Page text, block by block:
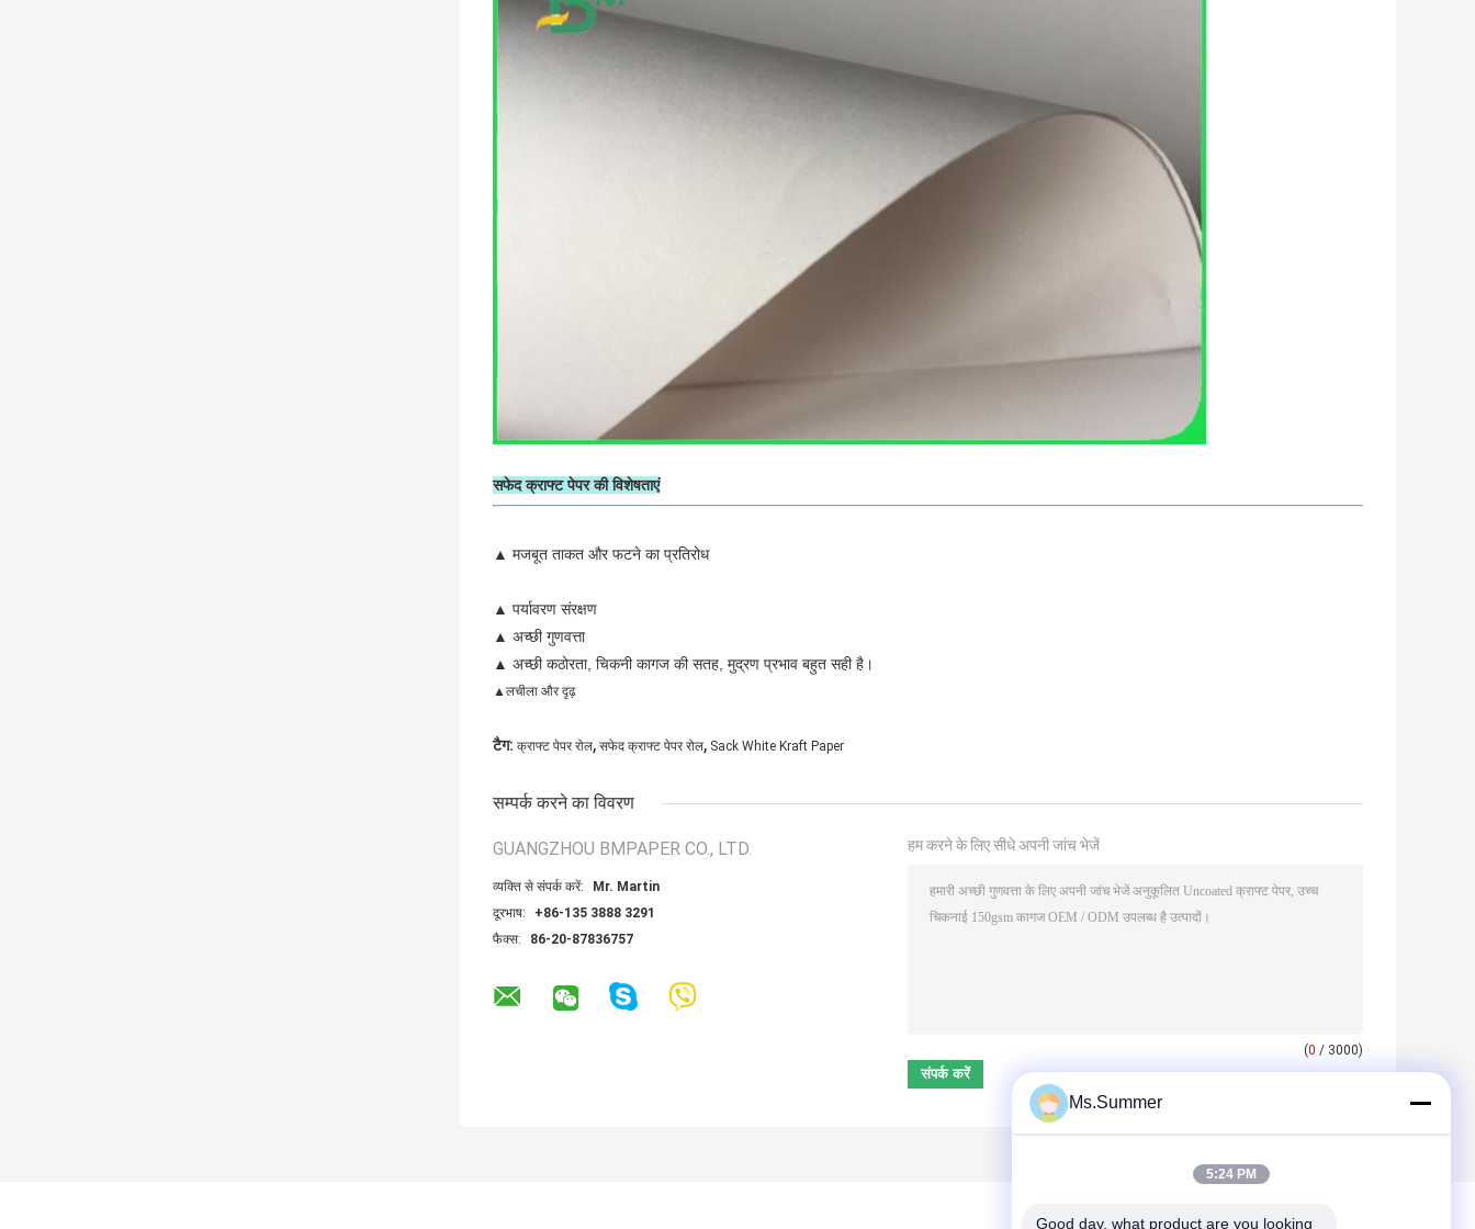
सफेद क्राफ्ट पेपर की विशेषताएं
▲ मजबूत ताकत और फटने का प्रतिरोध
▲ पर्यावरण संरक्षण
▲ अच्छी गुणवत्ता
▲ अच्छी कठोरता, चिकनी कागज की सतह, मुद्रण प्रभाव बहुत सही है।
▲लचीला और दृढ़
टैग: क्राफ्ट पेपर रोल, सफेद क्राफ्ट पेपर रोल, Sack White Kraft Paper
सम्पर्क करने का विवरण
GUANGZHOU BMPAPER CO., LTD.
व्यक्ति से संपर्क करें:
Mr. Martin
दूरभाष:
+86-135 3888 3291
फैक्स:
86-20-87836757
हम करने के लिए सीधे अपनी जांच भेजें
(0 / 3000)
Ms.Summer
5:24 PM
Good day, what product are you looking